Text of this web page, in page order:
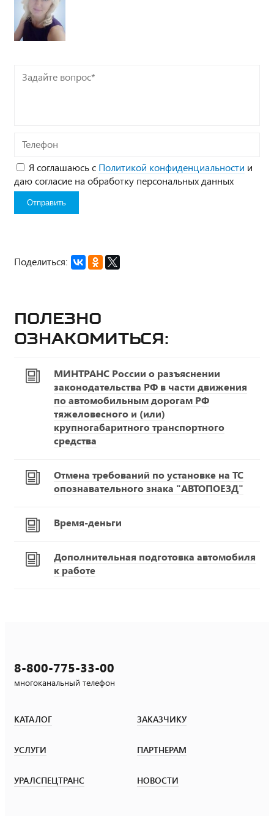
Задайте
вопрос*
Телефон
Я соглашаюсь с Политикой конфиденциальности и
даю согласие на обработку персональных данных
Поделиться:
Полезно
ознакомиться:
МИНТРАНС России о разъяснении
законодательства РФ в части движения
по автомобильным дорогам РФ
тяжеловесного и (или)
крупногабаритного транспортного
средства
Отмена требований по установке на ТС
опознавательного знака "АВТОПОЕЗД"
Время-деньги
Дополнительная подготовка автомобиля
к работе
8-800-775-33-00
многоканальный телефон
КАТАЛОГ ЗАКАЗЧИКУ
УСЛУГИ ПАРТНЕРАМ
УРАЛСПЕЦТРАНС НОВОСТИ